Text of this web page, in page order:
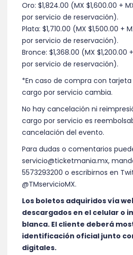
Oro: $1,824.00 (MX $1,600.00 +
por servicio de reservación).
Plata: $1,710.00 (MX $1,500.00 +
por servicio de reservación).
Bronce: $1,368.00 (MX $1,200.00
por servicio de reservación).
*En caso de compra con tarjeta
cargo por servicio cambia.
No hay cancelación ni
cargo por servicio es
cancelación del evento.
Para dudas o comentarios
servicio@ticketmania.mx,
5573293200 o escribirnos en
@TMservicioMX.
Los boletos adquiridos vía
descargados en el celular o
blanca. El cliente deberá
identificación oficial junto
digitales.